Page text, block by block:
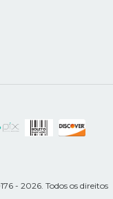
- 2026. Todos os direitos